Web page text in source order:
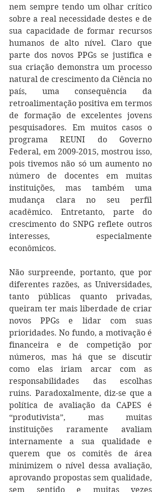
nem sempre tendo um olhar crítico
sobre a real necessidade destes e de
sua capacidade de formar recursos
humanos de alto nível. Claro que
parte dos novos PPGs se justifica e
sua criação demonstra um processo
natural de crescimento da Ciência no
país, uma consequência da
retroalimentação positiva em termos
de formação de excelentes jovens
pesquisadores. Em muitos casos o
programa REUNI do Governo
Federal, em 2009-2015, mostrou isso,
pois tivemos não só um aumento no
número de docentes em muitas
instituições, mas também uma
mudança clara no seu perfil
acadêmico. Entretanto, parte do
crescimento do SNPG reflete outros
interesses, especialmente
econômicos.
Não surpreende, portanto, que por
diferentes razões, as Universidades,
tanto públicas quanto privadas,
queiram ter mais liberdade de criar
novos PPGs e lidar com suas
prioridades. No fundo, a motivação é
financeira e de competição por
números, mas há que se discutir
como elas iriam arcar com as
responsabilidades das escolhas
ruins. Paradoxalmente, diz-se que a
política de avaliação da CAPES é
“produtivista”, mas muitas
instituições raramente avaliam
internamente a sua qualidade e
querem que os comitês de área
minimizem o nível dessa avaliação,
aprovando propostas sem qualidade,
sem sentido e muitas vezes